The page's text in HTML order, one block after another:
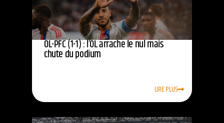
OL-PFC (1-1) : l’OL arrache le nul mais
chute du podium
LIRE PLUS